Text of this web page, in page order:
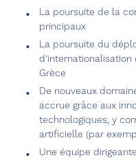
La poursuite de la
principaux
La poursuite du
Grèce
De nouveaux
accrue grâce aux
technologiques, y
artificielle (par
Une équipe